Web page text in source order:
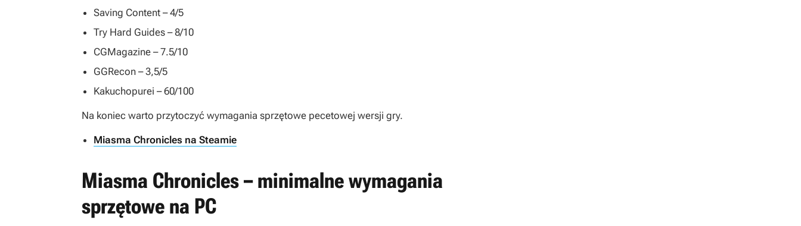
Saving Content – 4/5
Try Hard Guides – 8/10
CGMagazine – 7.5/10
GGRecon – 3,5/5
Kakuchopurei – 60/100
Na koniec warto przytoczyć wymagania sprzętowe pecetowej wersji gry.
Miasma Chronicles na Steamie
Miasma Chronicles – minimalne wymagania
sprzętowe na PC